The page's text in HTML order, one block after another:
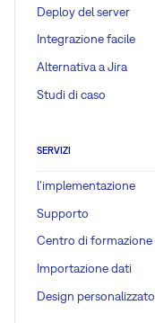
Deploy del server
Integrazione facile
Alternativa a Jira
Studi di caso
SERVIZI
l'implementazione
Supporto
Centro di formazione
Importazione dati
Design personalizzato